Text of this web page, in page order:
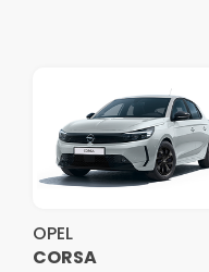
OPEL
CORSA